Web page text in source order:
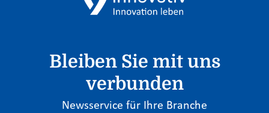
Bleiben Sie mit uns
verbunden
Newsservice für Ihre Branche